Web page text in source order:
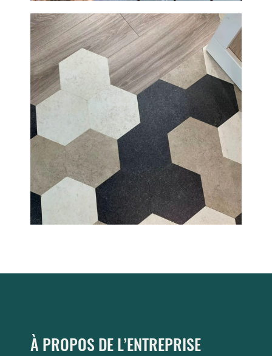
À PROPOS DE L’ENTREPRISE